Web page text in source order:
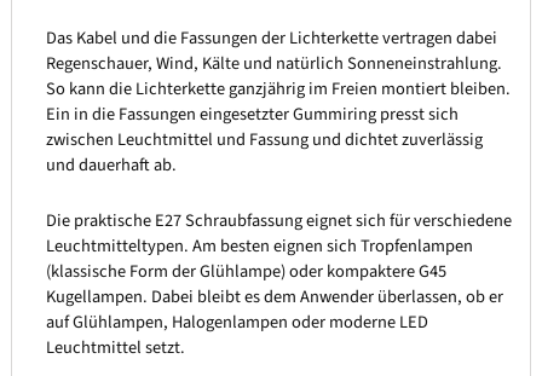
Das Kabel und die Fassungen der Lichterkette vertragen dabei
Regenschauer, Wind, Kälte und natürlich Sonneneinstrahlung.
So kann die Lichterkette ganzjährig im Freien montiert bleiben.
Ein in die Fassungen eingesetzter Gummiring presst sich
zwischen Leuchtmittel und Fassung und dichtet zuverlässig
und dauerhaft ab.
Die praktische E27 Schraubfassung eignet sich für verschiedene
Leuchtmitteltypen. Am besten eignen sich Tropfenlampen
(klassische Form der Glühlampe) oder kompaktere G45
Kugellampen. Dabei bleibt es dem Anwender überlassen, ob er
auf Glühlampen, Halogenlampen oder moderne LED
Leuchtmittel setzt.